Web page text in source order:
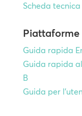
Scheda
Piattaforme
Guida rapida
Guida rapida
B
Guida per